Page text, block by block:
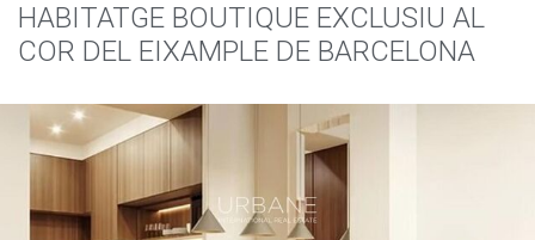
HABITATGE BOUTIQUE EXCLUSIU AL
COR DEL EIXAMPLE DE BARCELONA